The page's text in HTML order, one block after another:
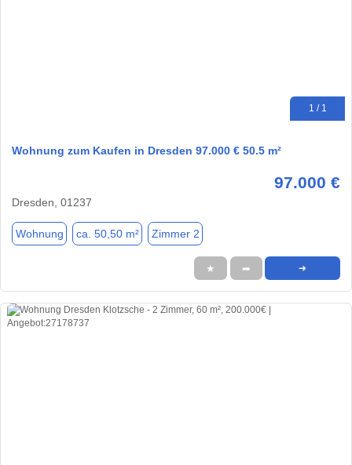
1 / 1
Wohnung zum Kaufen in Dresden 97.000 € 50.5 m²
97.000 €
Dresden, 01237
Wohnung ca. 50,50 m² Zimmer 2
★ ➦ ➜